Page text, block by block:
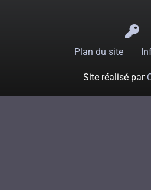
Plan du site
Site réalisé par